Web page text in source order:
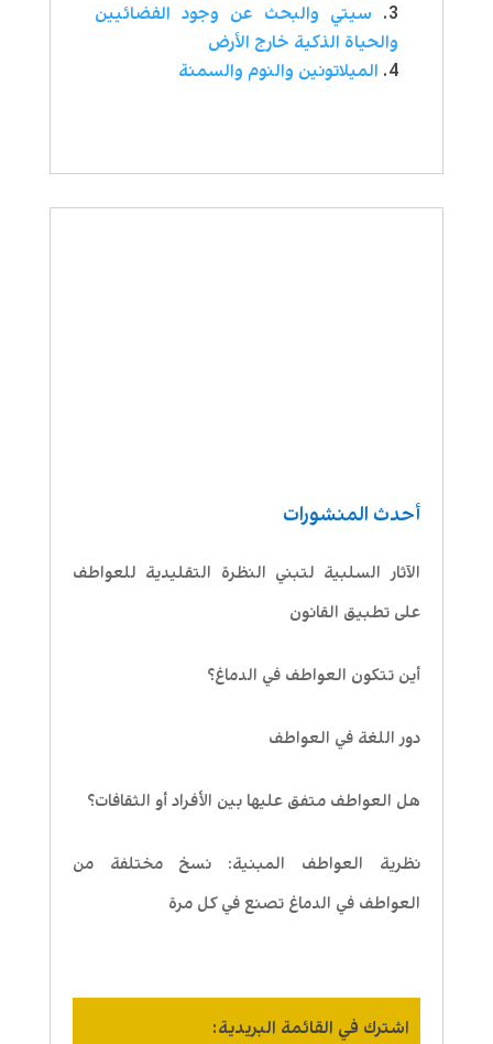
أحدث المنشورات
الآثار السلبية لتبني النظرة التقليدية للعواطف
على تطبيق القانون
أين تتكون العواطف في الدماغ؟
دور اللغة في العواطف
هل العواطف متفق عليها بين الأفراد أو الثقافات؟
نظرية العواطف المبنية: نسخ مختلفة من
العواطف في الدماغ تصنع في كل مرة
اشترك في القائمة البريدية:
سيتي والبحث عن وجود الفضائيين
والحياة الذكية خارج الأرض
الميلاتونين والنوم والسمنة